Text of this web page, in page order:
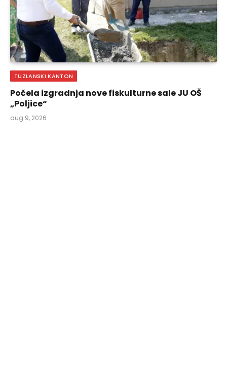
TUZLANSKI KANTON
Počela izgradnja nove fiskulturne sale JU OŠ
„Poljice“
aug 9, 2026